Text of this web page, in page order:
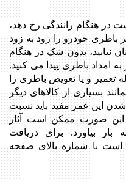
در هنگام رانندگی رخ دهد،
باطری خودرو را زود به زود
نیابید، بدون شک در هنگام
امداد باطری پیدا می کنید.
تعمیر و یا تعویض باطری را
بسیاری از کالاهای دیگر
این عمر مفید باید نسبت
این صورت ممکن است آثار
بار بیاورد. برای دریافت
با شماره بالای صفحه